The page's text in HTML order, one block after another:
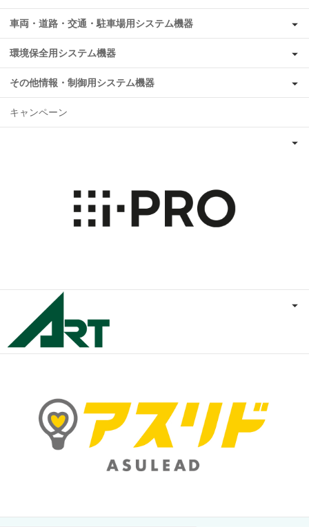
車両・道路・交通・駐車場用システム機器
環境保全用システム機器
その他情報・制御用システム機器
キャンペーン